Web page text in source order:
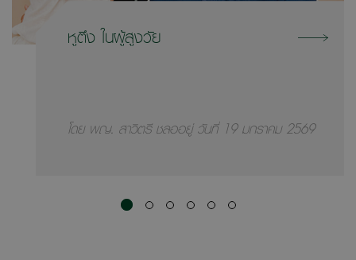
หูตึง ในผู้สูงวัย
โดย พญ. สาวิตรี ชลออยู่ วันที่ 19 มกราคม 2569